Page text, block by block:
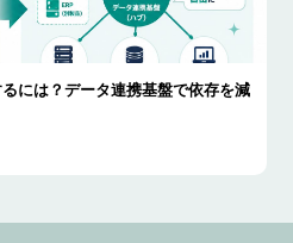
には？データ連携基盤で依存を減